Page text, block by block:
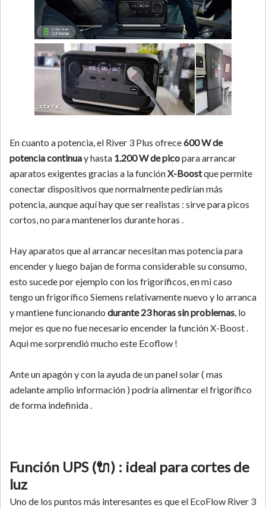
En cuanto a potencia, el River 3 Plus ofrece600 W de
potencia continuay hasta 1.200 W de picopara arrancar
aparatos exigentes gracias a la funciónX-Boostque permite
conectar dispositivos que normalmente pedirían más
potencia, aunque aquí hay que ser realistas : sirve para picos
cortos, no para mantenerlos durante horas .
Hay aparatos que al arrancar necesitan mas potencia para
encender y luego bajan de forma considerable su consumo,
esto sucede por ejemplo con los frigoríficos, en mi caso
tengo un frigorífico Siemens relativamente nuevo y lo arranca
y mantiene funcionando durante 23 horas sin problemas , lo
mejor es que no fue necesario encender la función X-Boost .
Aqui me sorprendió mucho este Ecoflow !
Ante un apagón y con la ayuda de un panel solar ( mas
adelante amplio información ) podría alimentar el frigorífico
de forma indefinida .
Función UPS (🔌) : ideal para cortes de
luz
Uno de los puntos más interesantes es que el EcoFlow River 3